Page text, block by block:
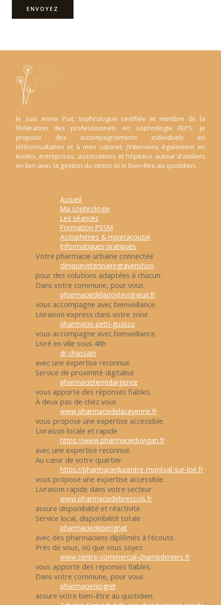
ENVOYEZ
Je suis Annie Piat, sophrologue certifiée et membre de la
fédération des professionnels en sophrologie FEPS. Je
propose des accompagnements individuels en
téléconsultation et à mon cabinet. J’interviens également en
écoles, entreprises, associations et hôpitaux autour d'ateliers
en lien avec la gestion du stress et le bien être au quotidien.
Accueil
Ma sophrologie
Les séances
Formation PSSM
Acouphènes & Hyperacousie
Informatiques pratiques
Votre pharmacie urbaine connectée
cliniqueveterinairegravenchon
pour des solutions adaptées à chacun.
Dans votre commune, pour vous
pharmaciedelapostevigneux.fr
vous accompagne avec bienveillance.
Livraison express dans votre zone
pharmacie-petri-guasco
vous accompagne avec bienveillance.
Livré en ville sous 48h
dr-chassain
avec une expertise reconnue.
Service de proximité digitalisé
pharmacieterredargence
vous apporte des réponses fiables.
À deux pas de chez vous
www.pharmaciedelacayenne.fr
vous propose une expertise accessible.
Livraison locale et rapide
https://www.pharmacieduvigan.fr
avec une expertise reconnue.
Au cœur de votre quartier
https://pharmacieducentre-montval-sur-loir.fr
vous propose une expertise accessible.
Livraison rapide dans votre secteur
www.pharmaciedebressols.fr
assure disponibilité et réactivité.
Service local, disponibilité totale
pharmaciedeperignat
avec des pharmaciens diplômés à l'écoute.
Près de vous, où que vous soyez
www.centre-commercial-champdeniers.fr
vous apporte des réponses fiables.
Dans votre commune, pour vous
pharmacieniogret
assure votre bien-être au quotidien.